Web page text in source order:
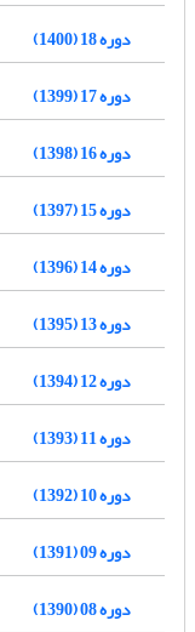
دوره 18 (1400)
دوره 17 (1399)
دوره 16 (1398)
دوره 15 (1397)
دوره 14 (1396)
دوره 13 (1395)
دوره 12 (1394)
دوره 11 (1393)
دوره 10 (1392)
دوره 09 (1391)
دوره 08 (1390)